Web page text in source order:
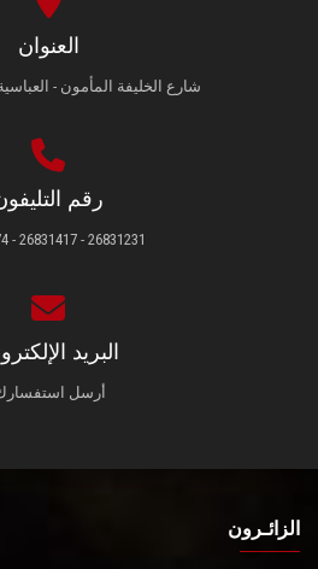
العنوان
شارع الخليفة المأمون -
رقم
26831231 - 26831417 - 26831474
البريد
أرسل
الزائـرون